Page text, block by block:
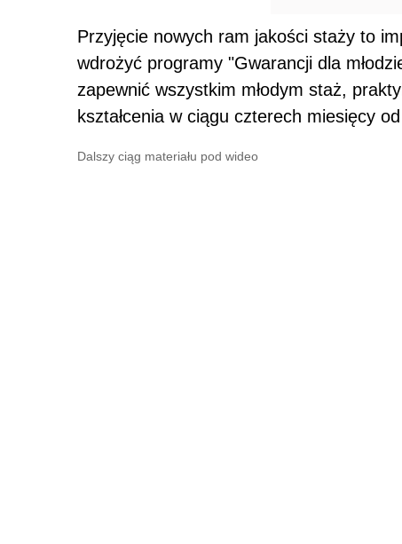
Przyjęcie nowych ram jakości staży to
wdrożyć programy "Gwarancji dla
zapewnić wszystkim młodym staż,
kształcenia w ciągu czterech miesięcy
Dalszy ciąg materiału pod wideo